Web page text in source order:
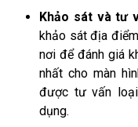
Khảo sát và tư
khảo sát địa
nơi để đánh giá
nhất cho màn
được tư vấn
dụng.